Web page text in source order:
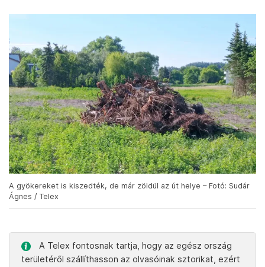
A gyökereket is kiszedték, de már zöldül az út helye – Fotó: Sudár
Ágnes / Telex
A Telex fontosnak tartja, hogy az egész ország
területéről szállíthasson az olvasóinak sztorikat, ezért